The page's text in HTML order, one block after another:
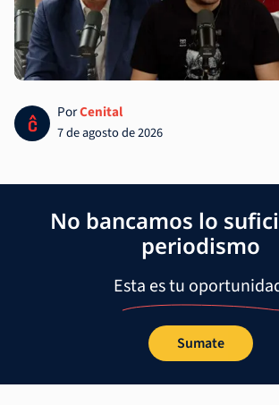
PorCenital
7 de agosto de 2026
No bancamos lo
periodismo
Esta es tu
Sumate